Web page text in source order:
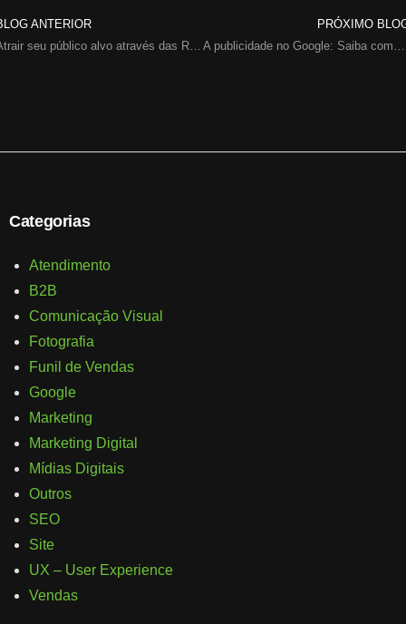
ANTERIOR
Atrair seu público alvo através das Redes Sociais
PRÓXIMO
A publicidade no Google: Saiba como usar
Categorias
Atendimento
B2B
Comunicação Visual
Fotografia
Funil de Vendas
Google
Marketing
Marketing Digital
Mídias Digitais
Outros
SEO
Site
UX – User Experience
Vendas